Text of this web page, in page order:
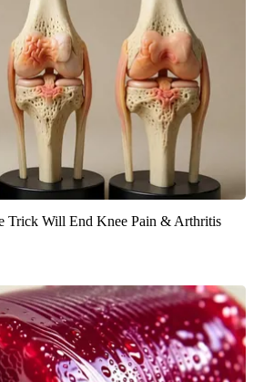
Trick Will End Knee Pain & Arthritis